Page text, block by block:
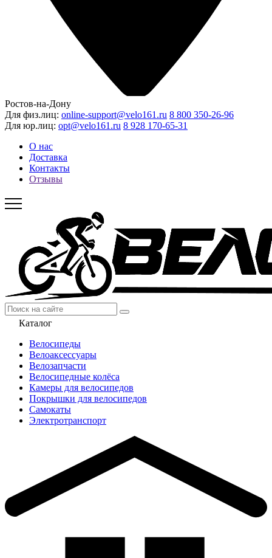
Ростов-на-Дону
Для физ.лиц: online-support@velo161.ru 8 800 350-26-96
Для юр.лиц: opt@velo161.ru 8 928 170-65-31
О нас
Доставка
Контакты
Отзывы
Каталог
Велосипеды
Велоаксессуары
Велозапчасти
Велосипедные колёса
Камеры для велосипедов
Покрышки для велосипедов
Самокаты
Электротранспорт